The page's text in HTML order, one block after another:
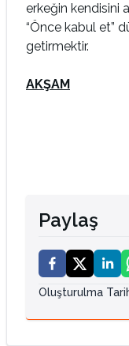
erkeğin kendisini
“Önce kabul et”
getirmektir.
AKŞAM
Paylaş
Oluşturulma